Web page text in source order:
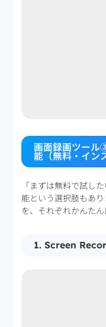
画面録画ツー
能（無料・イン
「まずは無料で試し
能という選択肢もあ
を、それぞれかんたん
1. Screen